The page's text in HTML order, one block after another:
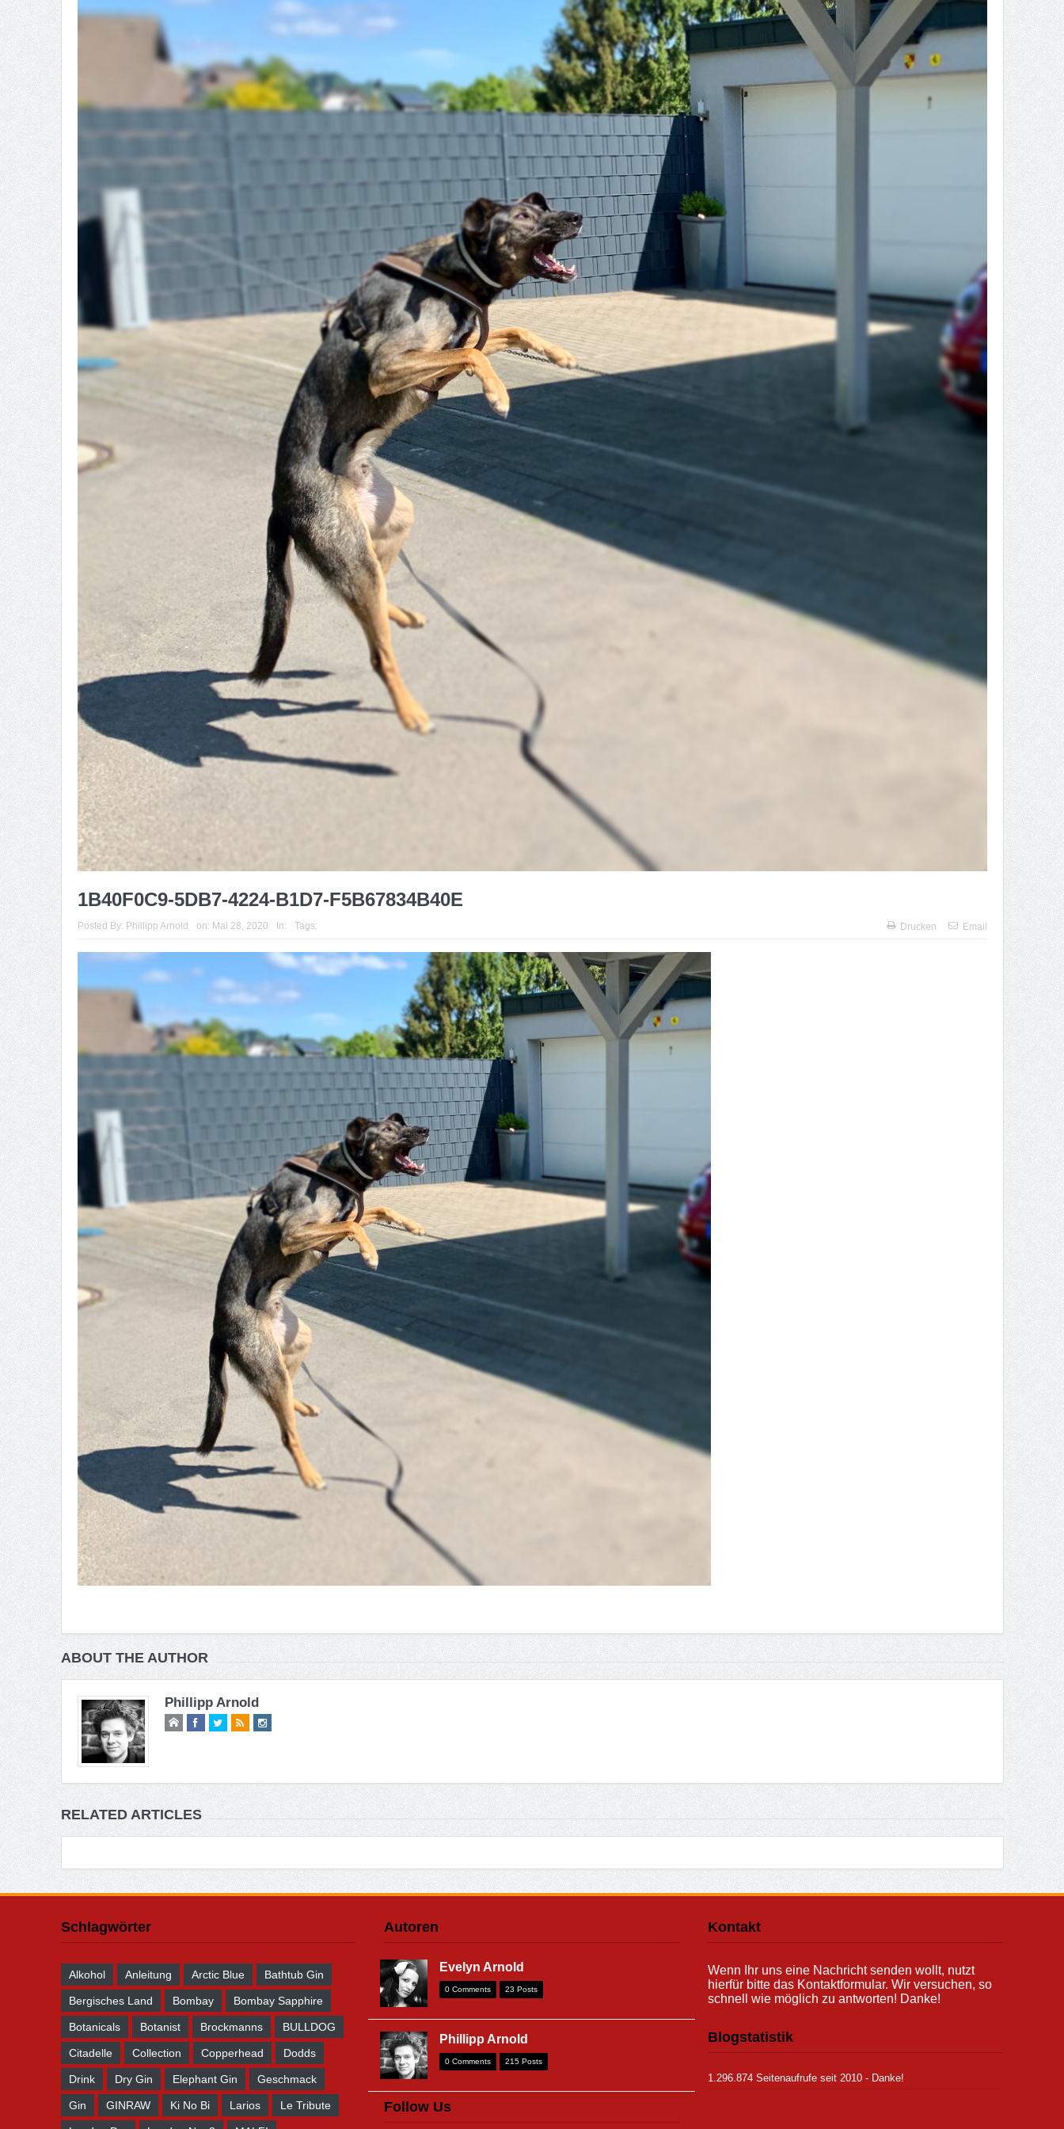
1B40F0C9-5DB7-4224-B1D7-F5B67834B40E
Posted By: Phillipp Arnold on: Mai 28, 2020 In: Tags: Drucken Email
ABOUT THE AUTHOR
Phillipp Arnold
RELATED ARTICLES
Schlagwörter
Alkohol Anleitung Arctic Blue Bathtub Gin
Bergisches Land Bombay Bombay Sapphire
Botanicals Botanist Brockmanns BULLDOG
Citadelle Collection Copperhead Dodds
Drink Dry Gin Elephant Gin Geschmack
Gin GINRAW Ki No Bi Larios Le Tribute
Autoren
Evelyn Arnold
0 Comments 23 Posts
Phillipp Arnold
0 Comments 215 Posts
Follow Us
Kontakt
Wenn Ihr uns eine Nachricht senden wollt, nutzt
hierfür bitte das Kontaktformular. Wir versuchen, so
schnell wie möglich zu antworten! Danke!
Blogstatistik
1.296.874 Seitenaufrufe seit 2010 - Danke!